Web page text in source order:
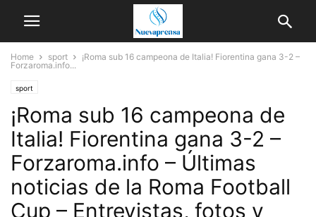
Home sport
¡Roma sub 16 campeona de Italia! Fiorentina gana 3-2 –
Forzaroma.info...
sport
¡Roma sub 16 campeona de
Italia! Fiorentina gana 3-2 –
Forzaroma.info – Últimas
noticias de la Roma Football
Cup – Entrevistas, fotos y